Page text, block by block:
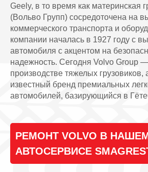
Geely, в то время как материнская
(Вольво Групп) сосредоточена на
коммерческого транспорта и
компании началась в 1927 году с
автомобиля с акцентом на
надежность. Сегодня Volvo Group
производстве тяжелых
известный бренд премиальных
автомобилей, базирующийся в
РЕМОНТ VOLVO В
АВТОСЕРВИСЕ